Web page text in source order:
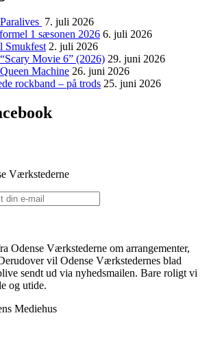
7. juli 2026
1 sæsonen 2026 6. juli 2026
Smukfest 2. juli 2026
Movie 6” (2026) 29. juni 2026
Machine 26. juni 2026
rockband – på trods 25. juni 2026
Værkstederne
Odense Værkstederne om arrangementer,
vil Odense Værkstedernes blad
sendt ud via nyhedsmailen. Bare roligt vi
og utide.
Mediehus